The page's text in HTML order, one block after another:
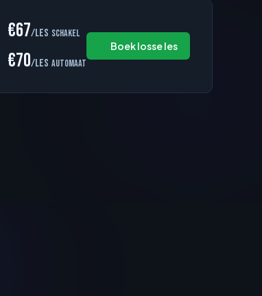
€67/les schakel
€70/les automaat
Boek losse les